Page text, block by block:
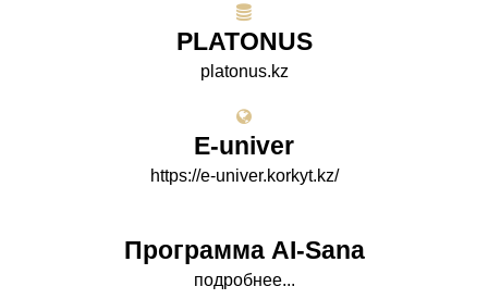
PLATONUS
platonus.kz
E-univer
https://e-univer.korkyt.kz/
Программа AI-Sana
подробнее...